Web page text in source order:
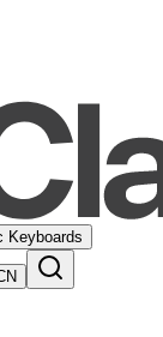
Keyboards